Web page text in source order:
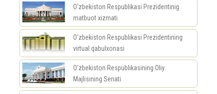
O‘zbekiston Respublikasi Prezidentinig
matbuot xizmati
O‘zbekiston Respublikasi Prezidentining
virtual qabulxonasi
O‘zbekiston Respublikasining Oliy
Majlisining Senati